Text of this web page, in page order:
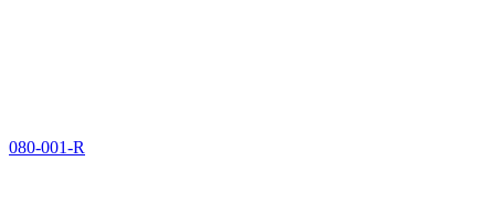
080-001-R